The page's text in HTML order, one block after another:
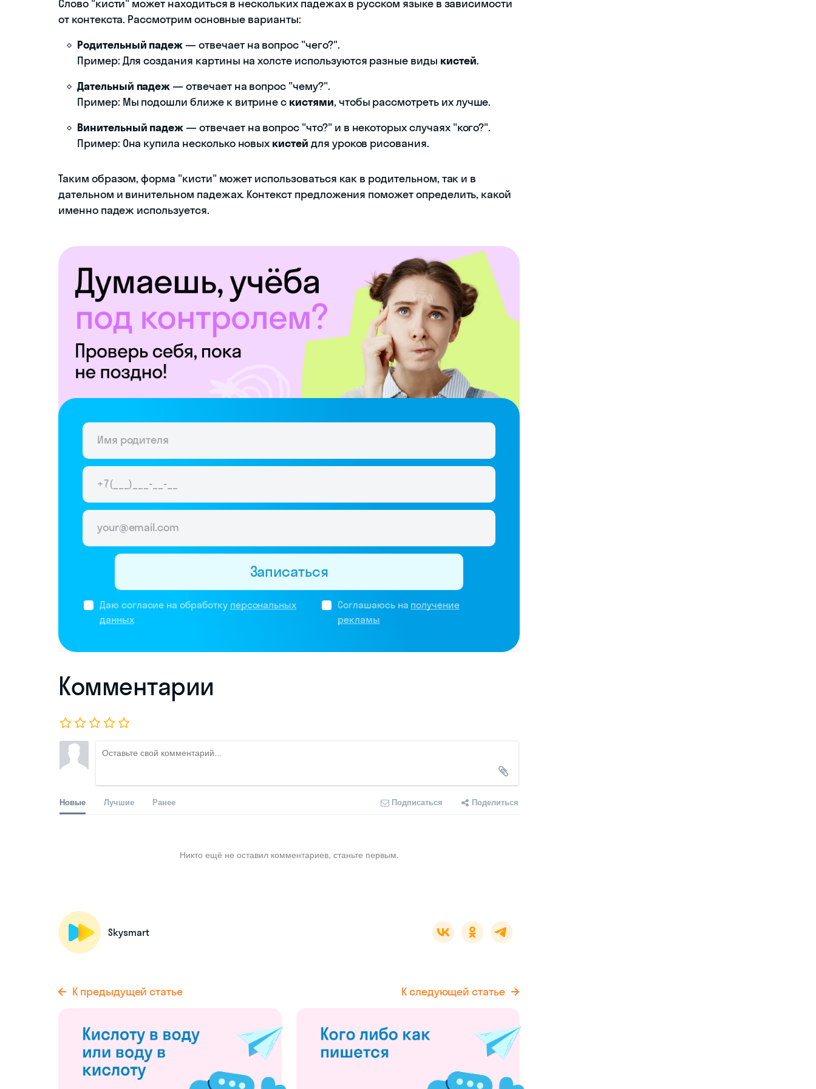
Слово "кисти" может находиться в нескольких падежах в русском языке в зависимости
от контекста. Рассмотрим основные варианты:
Родительный падеж— отвечает на вопрос "чего?".
Пример: Для создания картины на холсте используются разные виды кистей.
Дательный падеж— отвечает на вопрос "чему?".
Пример: Мы подошли ближе к витрине с кистями, чтобы рассмотреть их лучше.
Винительный падеж— отвечает на вопрос "что?" и в некоторых случаях "кого?".
Пример: Она купила несколько новых кистей для уроков рисования.
Таким образом, форма "кисти" может использоваться как в родительном, так и в
дательном и винительном падежах. Контекст предложения поможет определить, какой
именно падеж используется.
Даю согласие на обработку персональных
данных
Соглашаюсь на получение
рекламы
Записаться
Комментарии
Новые Лучшие Ранее Подписаться Поделиться
Никто ещё не оставил комментариев, станьте первым.
Skysmart
К предыдущей статье К следующей статье